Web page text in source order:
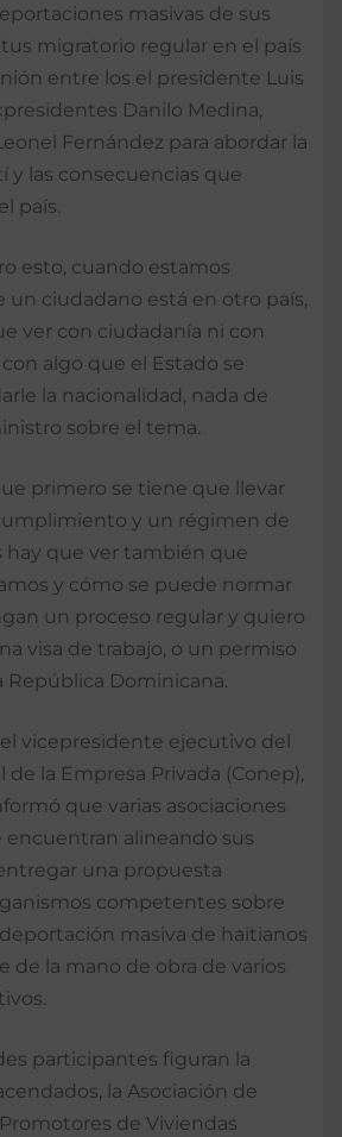
masivas de sus
migratorio regular en el país
entre los el presidente Luis
Danilo Medina,
Fernández para abordar la
y las consecuencias que
país.
esto, cuando estamos
un ciudadano está en otro país,
ver con ciudadanía ni con
algo que el Estado se
la nacionalidad, nada de
sobre el tema.
primero se tiene que llevar
y un régimen de
hay que ver también que
y cómo se puede normar
un proceso regular y quiero
visa de trabajo, o un permiso
República Dominicana.
vicepresidente ejecutivo del
de la Empresa Privada (Conep),
que varias asociaciones
encuentran alineando sus
una propuesta
competentes sobre
masiva de haitianos
de la mano de obra de varios
participantes figuran la
la Asociación de
de Viviendas